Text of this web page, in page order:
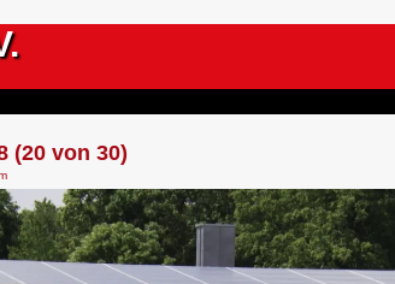
(20 von 30)